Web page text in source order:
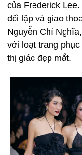
của Frederick
đối lập và giao
Nguyễn Chí
với loạt trang
thị giác đẹp mắt.